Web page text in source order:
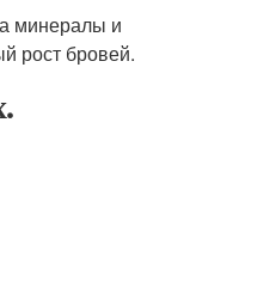
минералы и
рост бровей.